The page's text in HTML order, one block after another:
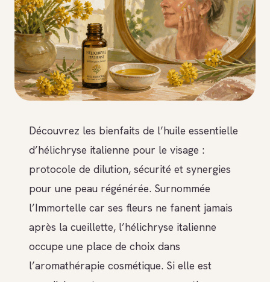
Découvrez les bienfaits de l’huile essentielle
d’hélichryse italienne pour le visage :
protocole de dilution, sécurité et synergies
pour une peau régénérée. Surnommée
l’Immortelle car ses fleurs ne fanent jamais
après la cueillette, l’hélichryse italienne
occupe une place de choix dans
l’aromathérapie cosmétique. Si elle est